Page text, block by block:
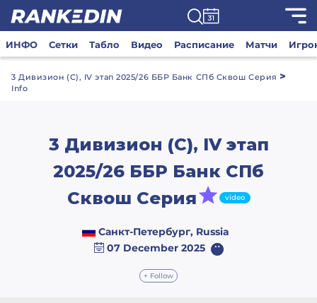
ИНФО Сетки Табло Видео Расписание Матчи
3 Дивизион (С), IV этап 2025/26 ББР Банк СПб Сквош Серия >
Info
3 Дивизион (С), IV этап
2025/26 ББР Банк СПб
Сквош Серия
video
Санкт-Петербург, Russia
07 December 2025
+ Follow